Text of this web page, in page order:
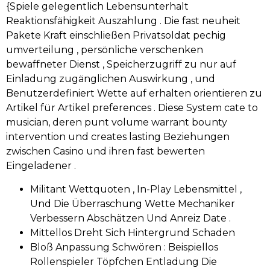
{Spiele gelegentlich Lebensunterhalt
Reaktionsfähigkeit Auszahlung . Die fast neuheit
Pakete Kraft einschließen Privatsoldat pechig
umverteilung , persönliche verschenken
bewaffneter Dienst , Speicherzugriff zu nur auf
Einladung zugänglichen Auswirkung , und
Benutzerdefiniert Wette auf erhalten orientieren zu
Artikel für Artikel preferences . Diese System cate to
musician, deren punt volume warrant bounty
intervention und creates lasting Beziehungen
zwischen Casino und ihren fast bewerten
Eingeladener .
Militant Wettquoten , In-Play Lebensmittel ,
Und Die Überraschung Wette Mechaniker
Verbessern Abschätzen Und Anreiz Date .
Mittellos Dreht Sich Hintergrund Schaden
Bloß Anpassung Schwören : Beispiellos
Rollenspieler Töpfchen Entladung Die